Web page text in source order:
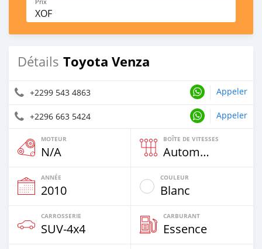
XOF
Détails Toyota Venza
+2299 543 4863 Appeler
+2296 663 5424 Appeler
MOTEUR
N/A
BOÎTE DE VITESSES
Automatique
ANNÉE
2010
COULEUR
Blanc
CARROSSERIE
SUV‒4x4
CARBURANT
Essence